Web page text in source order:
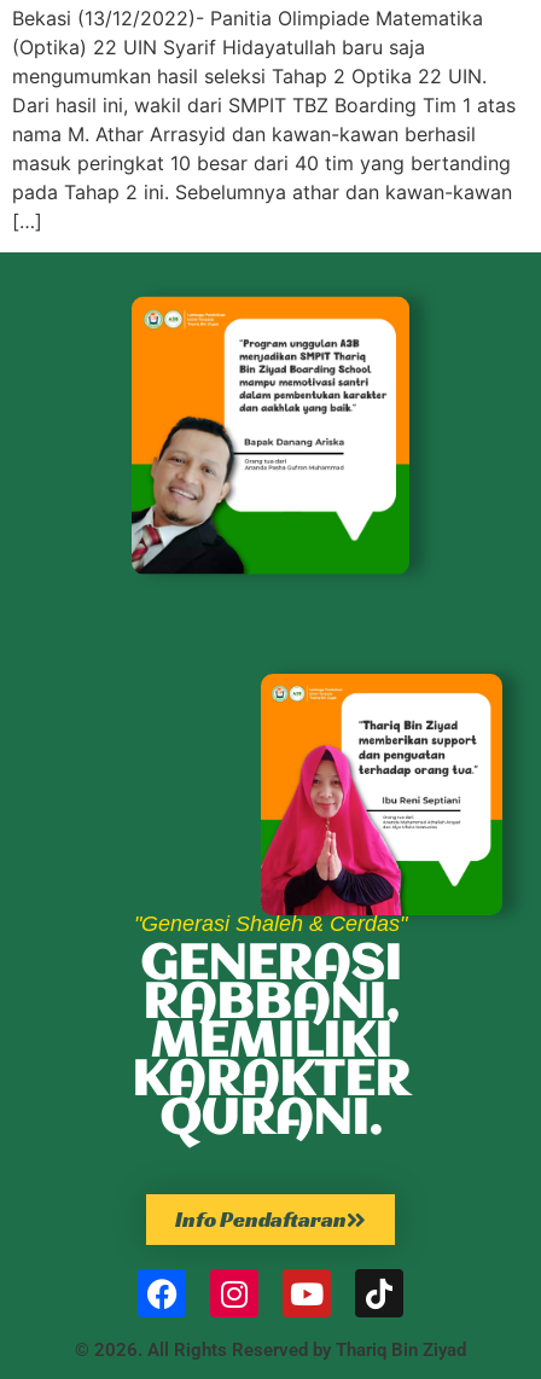
Bekasi (13/12/2022)- Panitia Olimpiade Matematika
(Optika) 22 UIN Syarif Hidayatullah baru saja
mengumumkan hasil seleksi Tahap 2 Optika 22 UIN.
Dari hasil ini, wakil dari SMPIT TBZ Boarding Tim 1 atas
nama M. Athar Arrasyid dan kawan-kawan berhasil
masuk peringkat 10 besar dari 40 tim yang bertanding
pada Tahap 2 ini. Sebelumnya athar dan kawan-kawan
[…]
"Generasi Shaleh & Cerdas"
GENERASI
RABBANI,
MEMILIKI
KARAKTER
QURANI.
Info Pendaftaran
© 2026. All Rights Reserved by Thariq Bin Ziyad